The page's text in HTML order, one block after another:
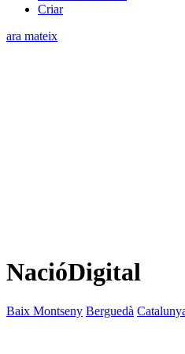
Criar
ara mateix
NacióDigital
Baix Montseny Berguedà